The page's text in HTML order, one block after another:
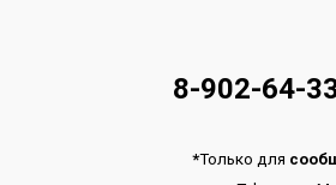
8-902-64-
*Только для